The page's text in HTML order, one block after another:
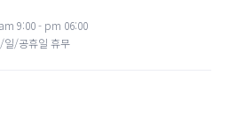
9:00 - pm 06:00
일/공휴일 휴무